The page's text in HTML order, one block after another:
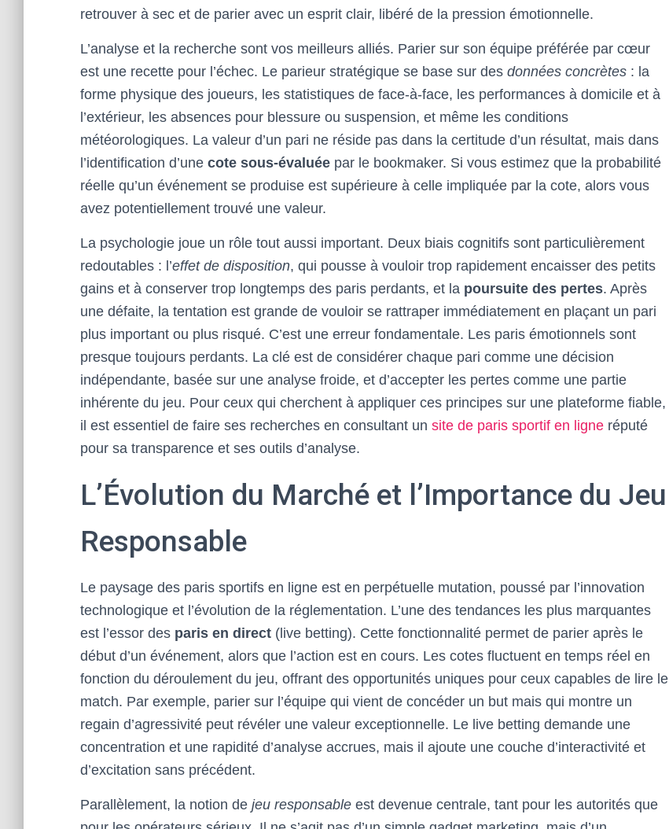
retrouver à sec et de parier avec un esprit clair, libéré de la pression émotionnelle.
L’analyse et la recherche sont vos meilleurs alliés. Parier sur son équipe préférée par cœur
est une recette pour l’échec. Le parieur stratégique se base sur des données concrètes : la
forme physique des joueurs, les statistiques de face-à-face, les performances à domicile et à
l’extérieur, les absences pour blessure ou suspension, et même les conditions
météorologiques. La valeur d’un pari ne réside pas dans la certitude d’un résultat, mais dans
l’identification d’une cote sous-évaluée par le bookmaker. Si vous estimez que la probabilité
réelle qu’un événement se produise est supérieure à celle impliquée par la cote, alors vous
avez potentiellement trouvé une valeur.
La psychologie joue un rôle tout aussi important. Deux biais cognitifs sont particulièrement
redoutables : l’effet de disposition, qui pousse à vouloir trop rapidement encaisser des petits
gains et à conserver trop longtemps des paris perdants, et la poursuite des pertes. Après
une défaite, la tentation est grande de vouloir se rattraper immédiatement en plaçant un pari
plus important ou plus risqué. C’est une erreur fondamentale. Les paris émotionnels sont
presque toujours perdants. La clé est de considérer chaque pari comme une décision
indépendante, basée sur une analyse froide, et d’accepter les pertes comme une partie
inhérente du jeu. Pour ceux qui cherchent à appliquer ces principes sur une plateforme fiable,
il est essentiel de faire ses recherches en consultant un site de paris sportif en ligne réputé
pour sa transparence et ses outils d’analyse.
L’Évolution du Marché et l’Importance du Jeu
Responsable
Le paysage des paris sportifs en ligne est en perpétuelle mutation, poussé par l’innovation
technologique et l’évolution de la réglementation. L’une des tendances les plus marquantes
est l’essor des paris en direct (live betting). Cette fonctionnalité permet de parier après le
début d’un événement, alors que l’action est en cours. Les cotes fluctuent en temps réel en
fonction du déroulement du jeu, offrant des opportunités uniques pour ceux capables de lire le
match. Par exemple, parier sur l’équipe qui vient de concéder un but mais qui montre un
regain d’agressivité peut révéler une valeur exceptionnelle. Le live betting demande une
concentration et une rapidité d’analyse accrues, mais il ajoute une couche d’interactivité et
d’excitation sans précédent.
Parallèlement, la notion de jeu responsable est devenue centrale, tant pour les autorités que